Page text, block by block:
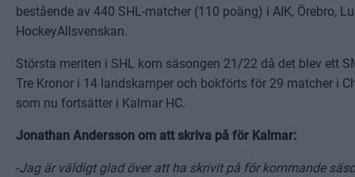
bestående av 440 SHL-matcher (110 poäng) i AIK, Örebro,
HockeyAllsvenskan.
Största meriten i SHL kom säsongen 21/22 då det blev ett
Tre Kronor i 14 landskamper och bokförts för 29 matcher i
som nu fortsätter i Kalmar HC.
Jonathan Andersson om att skriva på för Kalmar:
-Jag är väldigt glad över att ha skrivit på för kommande